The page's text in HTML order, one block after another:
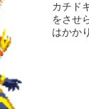
カチド
をさせ
はかか